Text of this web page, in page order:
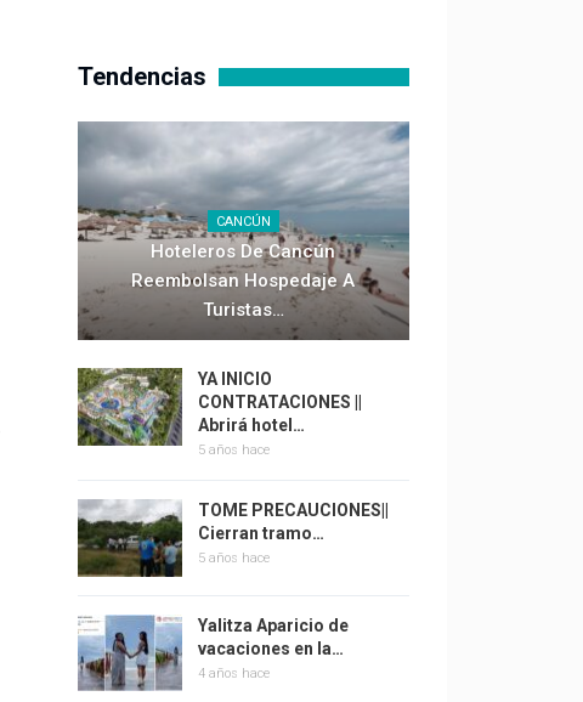
Tendencias
CANCÚN
Hoteleros De Cancún
Reembolsan Hospedaje A
Turistas…
YA INICIO
CONTRATACIONES ||
Abrirá hotel…
5 años hace
TOME PRECAUCIONES||
Cierran tramo…
5 años hace
Yalitza Aparicio de
vacaciones en la…
4 años hace